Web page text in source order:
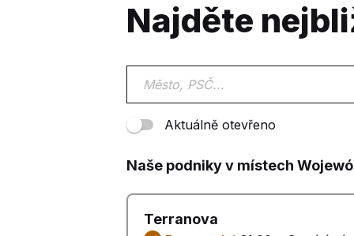
Najděte
Aktuálně otevřeno
Naše podniky v místech
Terranova